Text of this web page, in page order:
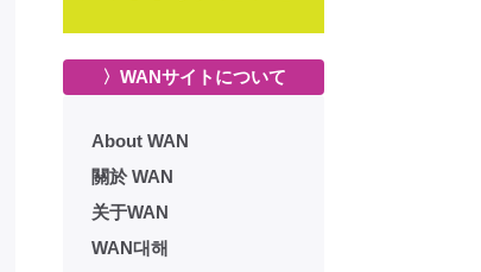
〉WANサイトについて
About WAN
關於 WAN
关于WAN
WAN대해